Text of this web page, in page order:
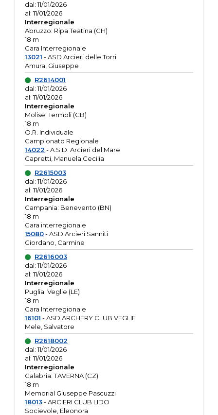
dal: 11/01/2026
al: 11/01/2026
Interregionale
Abruzzo: Ripa Teatina (CH)
18 m
Gara Interregionale
13021 - ASD Arcieri delle Torri
Amura, Giuseppe
R2614001
dal: 11/01/2026
al: 11/01/2026
Interregionale
Molise: Termoli (CB)
18 m
O.R. Individuale
Campionato Regionale
14022 - A.S.D. Arcieri del Mare
Capretti, Manuela Cecilia
R2615003
dal: 11/01/2026
al: 11/01/2026
Interregionale
Campania: Benevento (BN)
18 m
Gara interregionale
15080- ASD Arcieri Sanniti
Giordano, Carmine
R2616003
dal: 11/01/2026
al: 11/01/2026
Interregionale
Puglia: Veglie (LE)
18 m
Gara Interregionale
16101 - ASD ARCHERY CLUB VEGLIE
Mele, Salvatore
R2618002
dal: 11/01/2026
al: 11/01/2026
Interregionale
Calabria: TAVERNA (CZ)
18 m
Memorial Giuseppe Pascuzzi
18013- ARCIERI CLUB LIDO
Socievole, Eleonora